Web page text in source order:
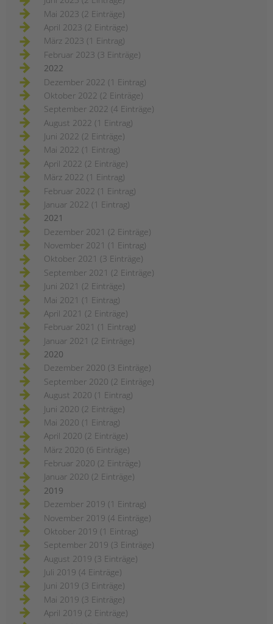
Mai 2023 (2 Einträge)
April 2023 (2 Einträge)
März 2023 (1 Eintrag)
Februar 2023 (3 Einträge)
2022
Dezember 2022 (1 Eintrag)
Oktober 2022 (2 Einträge)
September 2022 (4 Einträge)
August 2022 (1 Eintrag)
Juni 2022 (2 Einträge)
Mai 2022 (1 Eintrag)
April 2022 (2 Einträge)
März 2022 (1 Eintrag)
Februar 2022 (1 Eintrag)
Januar 2022 (1 Eintrag)
2021
Dezember 2021 (2 Einträge)
November 2021 (1 Eintrag)
Oktober 2021 (3 Einträge)
September 2021 (2 Einträge)
Juni 2021 (2 Einträge)
Mai 2021 (1 Eintrag)
April 2021 (2 Einträge)
Februar 2021 (1 Eintrag)
Januar 2021 (2 Einträge)
2020
Dezember 2020 (3 Einträge)
September 2020 (2 Einträge)
August 2020 (1 Eintrag)
Juni 2020 (2 Einträge)
Mai 2020 (1 Eintrag)
April 2020 (2 Einträge)
März 2020 (6 Einträge)
Februar 2020 (2 Einträge)
Januar 2020 (2 Einträge)
2019
Dezember 2019 (1 Eintrag)
November 2019 (4 Einträge)
Oktober 2019 (1 Eintrag)
September 2019 (3 Einträge)
August 2019 (3 Einträge)
Juli 2019 (4 Einträge)
Juni 2019 (3 Einträge)
Mai 2019 (3 Einträge)
April 2019 (2 Einträge)